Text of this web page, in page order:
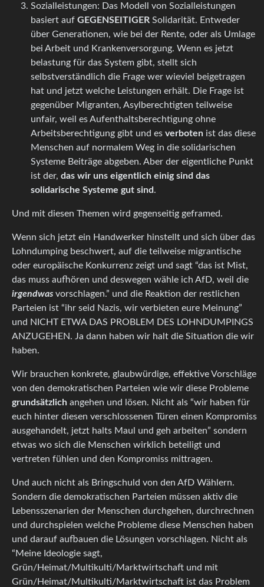
Sozialleistungen: Das Modell von Sozialleistungen
basiert auf GEGENSEITIGER Solidarität. Entweder
über Generationen, wie bei der Rente, oder als Umlage
bei Arbeit und Krankenversorgung. Wenn es jetzt
belastung für das System gibt, stellt sich
selbstverständlich die Frage wer wieviel beigetragen
hat und jetzt welche Leistungen erhält. Die Frage ist
gegenüber Migranten, Asylberechtigten teilweise
unfair, weil es Aufenthaltsberechtigung ohne
Arbeitsberechtigung gibt und es verboten ist das diese
Menschen auf normalem Weg in die solidarischen
Systeme Beiträge abgeben. Aber der eigentliche Punkt
ist der, das wir uns eigentlich einig sind das
solidarische Systeme gut sind.
Und mit diesen Themen wird gegenseitig geframed.
Wenn sich jetzt ein Handwerker hinstellt und sich über das
Lohndumping beschwert, auf die teilweise migrantische
oder europäische Konkurrenz zeigt und sagt “das ist Mist,
das muss aufhören und deswegen wähle ich AfD, weil die
irgendwas vorschlagen.” und die Reaktion der restlichen
Parteien ist “ihr seid Nazis, wir verbieten eure Meinung”
und NICHT ETWA DAS PROBLEM DES LOHNDUMPINGS
ANZUGEHEN. Ja dann haben wir halt die Situation die wir
haben.
Wir brauchen konkrete, glaubwürdige, effektive Vorschläge
von den demokratischen Parteien wie wir diese Probleme
grundsätzlich angehen und lösen. Nicht als “wir haben für
euch hinter diesen verschlossenen Türen einen Kompromiss
ausgehandelt, jetzt halts Maul und geh arbeiten” sondern
etwas wo sich die Menschen wirklich beteiligt und
vertreten fühlen und den Kompromiss mittragen.
Und auch nicht als Bringschuld von den AfD Wählern.
Sondern die demokratischen Parteien müssen aktiv die
Lebensszenarien der Menschen durchgehen, durchrechnen
und durchspielen welche Probleme diese Menschen haben
und darauf aufbauen die Lösungen vorschlagen. Nicht als
“Meine Ideologie sagt,
Grün/Heimat/Multikulti/Marktwirtschaft und mit
Grün/Heimat/Multikulti/Marktwirtschaft ist das Problem